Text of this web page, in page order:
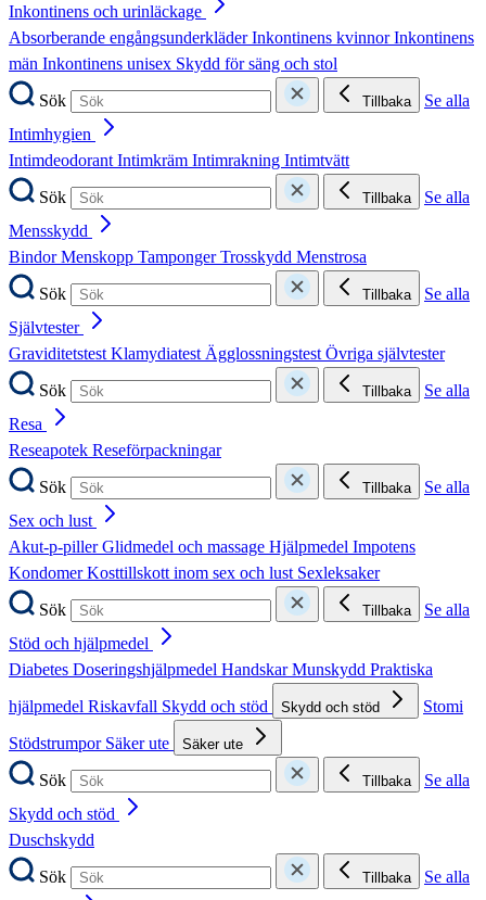
Inkontinens och urinläckage
Absorberande engångsunderkläderInkontinens kvinnorInkontinens
män Inkontinens unisex Skydd för säng och stol
Sök
Tillbaka
Se alla
Intimhygien
IntimdeodorantIntimkräm Intimrakning Intimtvätt
Sök
Tillbaka
Se alla
Mensskydd
BindorMenskopp TampongerTrosskydd Menstrosa
Sök
Tillbaka
Se alla
Självtester
GraviditetstestKlamydiatestÄgglossningstestÖvriga självtester
Sök
Tillbaka
Se alla
Resa
Reseapotek Reseförpackningar
Sök
Tillbaka
Se alla
Sex och lust
Akut-p-pillerGlidmedel och massage Hjälpmedel Impotens
KondomerKosttillskott inom sex och lust Sexleksaker
Sök
Tillbaka
Se alla
Stöd och hjälpmedel
Diabetes Doseringshjälpmedel HandskarMunskydd Praktiska
hjälpmedel Riskavfall Skydd och stöd Skydd och stöd
Stomi
Stödstrumpor Säker ute Säker ute
Sök Tillbaka
Se alla
Skydd och stöd
Duschskydd
Sök
Tillbaka
Se alla